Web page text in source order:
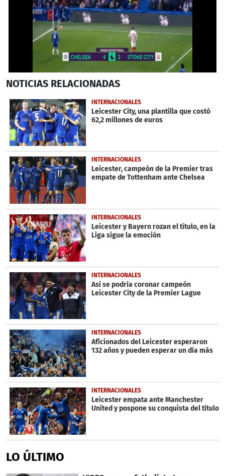
seconds
1
minute,
53
seconds
NOTICIAS RELACIONADAS
INTERNACIONALES
Leicester City, una plantilla que costó
62,2 millones de euros
INTERNACIONALES
Leicester, campeón de la Premier tras
empate de Tottenham ante Chelsea
INTERNACIONALES
Leicester y Bayern rozan el título, en la
Liga sigue la emoción
INTERNACIONALES
Así se podría coronar campeón
Leicester City de la Premier Lague
INTERNACIONALES
Aficionados del Leicester esperaron
132 años y pueden esperar un día más
INTERNACIONALES
Leicester empata ante Manchester
United y pospone su conquista del título
LO ÚLTIMO